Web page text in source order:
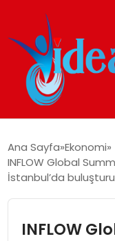
GÜNDEM
Ana Sayfa Ekonomi
INFLOW Global
İstanbul’da
INFLOW